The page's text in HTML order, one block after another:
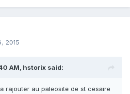
2015
AM, hstorix said:
rajouter au paleosite de st cesaire